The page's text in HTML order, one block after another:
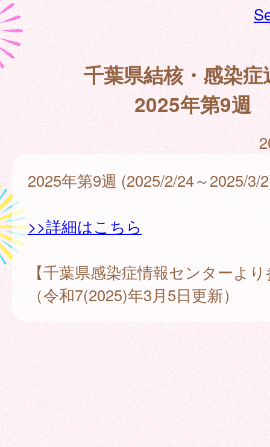
千葉県結核・感染症
2025年第9週
2025年第9週 (2025/2/24～2025/3/
>>詳細はこちら
【千葉県感染症情報センターよ
（令和7(2025)年3月5日更新）